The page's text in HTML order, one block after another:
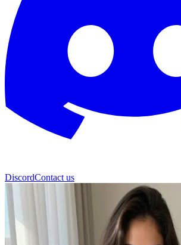
DiscordContact us